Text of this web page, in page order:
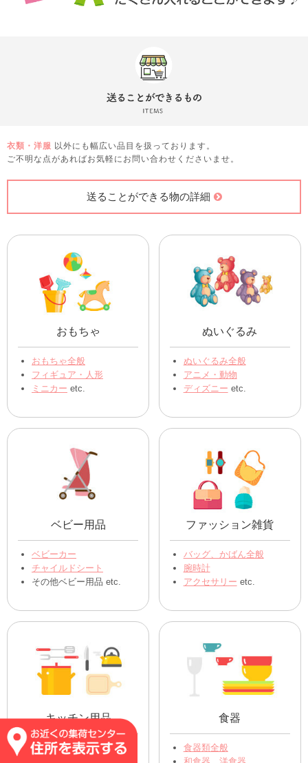
衣類・洋服 以外にも幅広い品目を扱っております。
ご不明な点があればお気軽にお問い合わせくださいませ。
送ることができる物の詳細
おもちゃ
おもちゃ全般
フィギュア・人形
ミニカー etc.
ぬいぐるみ
ぬいぐるみ全般
アニメ・動物
ディズニー etc.
ベビー用品
ベビーカー
チャイルドシート
その他ベビー用品 etc.
ファッション雑貨
バッグ、かばん全般
腕時計
アクセサリー etc.
キッチン用品
ｽﾌﾟｰﾝ､ﾌｫｰｸ､ﾅｲﾌ
食器
食器類全般